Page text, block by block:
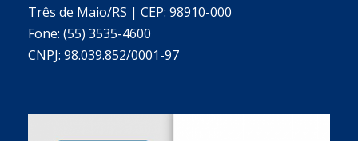
Três de Maio/RS | CEP: 98910-000
Fone: (55) 3535-4600
CNPJ: 98.039.852/0001-97